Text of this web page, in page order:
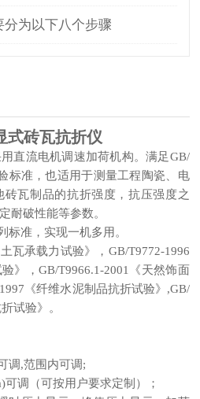
为以下八个步骤
式砖瓦抗折仪
直流电机调速加荷机构。满足GB/
标准，也适用于测量工程陶瓷、电
瓦制品的抗折强度，抗压强度之
耐破性能等参数。
准，实现一机多用。
瓦承载力试验》，GB/T9772-1996
》，GB/T9966.1-2001《天然饰面
《纤维水泥制品抗折试验》,GB/
试验》。
调,范围内可调;
调（可按用户要求定制）；